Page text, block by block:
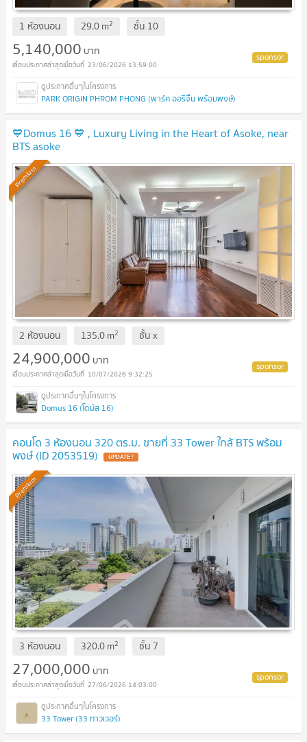
1 ห้องนอน 29.0m2 ชั้น 10
5,140,000 บาท
23/06/2026 13:59:00
PARK ORIGIN PHROM PHONG (พาร์ค ออริจิ้น พร้อมพงษ์)
💙Domus 16 💙 , Luxury Living in the Heart of Asoke, near
BTS asoke
Premium
2 ห้องนอน 135.0m2 ชั้นx
24,900,000 บาท
10/07/2026 9:32:25
Domus 16 (โดมัส 16)
คอนโด 3 ห้องนอน 320 ตร.ม. ขายที่ 33 Tower ใกล้ BTS พร้อม
พงษ์ (ID 2053519) UPDATE !
Premium
3 ห้องนอน 320.0m2 ชั้น 7
27,000,000 บาท
27/06/2026 14:03:00
33 Tower (33 ทาวเวอร์)